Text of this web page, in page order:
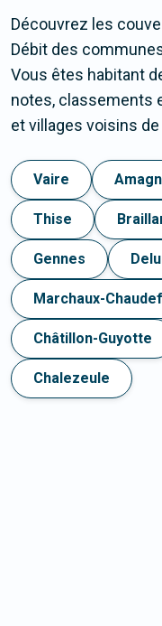
Découvrez les
Débit des
Vous êtes habitant
notes, classements
et villages voisins
Vaire
Thise
Gennes
Marchaux-
Châtillon-Guyotte
Chalezeule